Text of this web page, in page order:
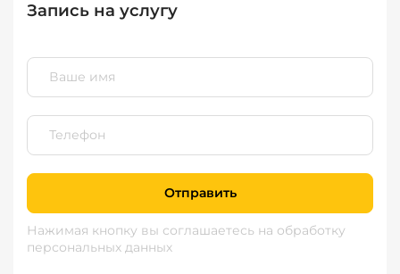
Запись на услугу
Отправить
Нажимая кнопку вы соглашаетесь на обработку
персональных данных